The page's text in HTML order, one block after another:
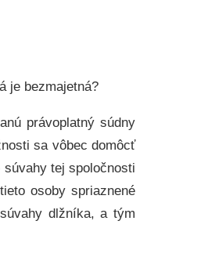
je bezmajetná?
právoplatný súdny
sa vôbec domôcť
tej spoločnosti
osoby spriaznené
dlžníka, a tým